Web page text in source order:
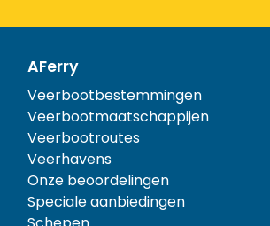
AFerry
Veerbootbestemmingen
Veerbootmaatschappijen
Veerbootroutes
Veerhavens
Onze beoordelingen
Speciale aanbiedingen